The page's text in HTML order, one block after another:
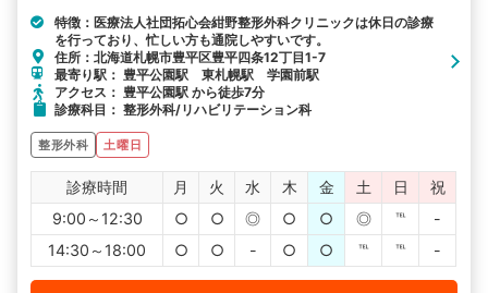
特徴：医療法人社団拓心会紺野整形外科クリニックは休日の診療
を行っており、忙しい方も通院しやすいです。
住所：北海道札幌市豊平区豊平四条12丁目1-7
最寄り駅： 豊平公園駅 東札幌駅 学園前駅
アクセス： 豊平公園駅 から徒歩7分
診療科目： 整形外科/リハビリテーション科
整形外科 土曜日
診療時間 月 火 水 木 金 土 日
祝
9:00～12:30
○ ○ ◎ ○ ○ ◎ ℡
-
14:30～18:00
○ ○ - ○ ○ ℡ ℡ -